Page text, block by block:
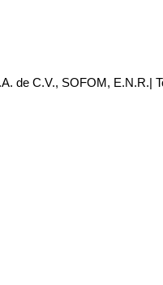
de C.V., SOFOM, E.N.R.|